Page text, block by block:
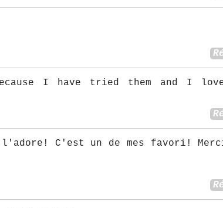
I have tried them and I
l'adore! C'est un de mes favori!